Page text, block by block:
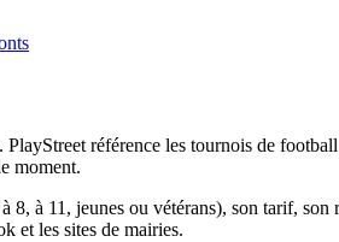
référence les tournois de
moment.
à 11, jeunes ou vétérans), son tarif,
et les sites de mairies.